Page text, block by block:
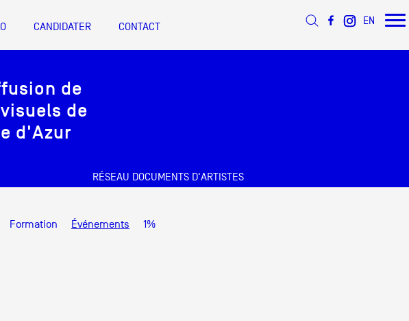
CANDIDATER CONTACT
EN
de
de
d'Azur
RÉSEAU DOCUMENTS D'ARTISTES
de
Côte d’Azur
magasins
Z
vidéos
Formation Événements 1%